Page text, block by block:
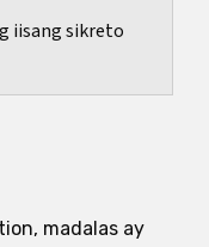
iisang sikreto
madalas ay